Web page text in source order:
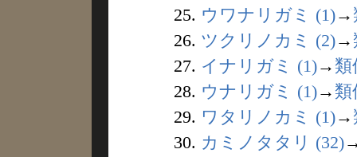
25. ウワナリガミ (1)→
26. ツクリノカミ (2)→
27. イナリガミ (1)→ 類
28. ウナリガミ (1)→ 類
29. ワタリノカミ (1)→
30. カミノタタリ (32)